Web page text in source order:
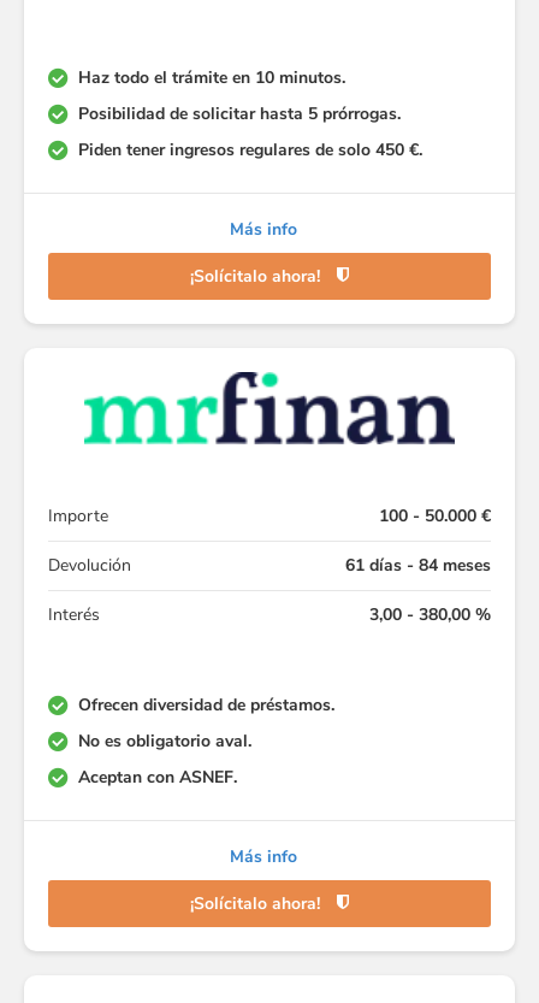
Haz todo el trámite en 10 minutos.
Posibilidad de solicitar hasta 5 prórrogas.
Piden tener ingresos regulares de solo 450 €.
Más info
¡Solícitalo ahora!
Importe 100 - 50.000 €
Devolución 61 días - 84 meses
Interés 3,00 - 380,00 %
Ofrecen diversidad de préstamos.
No es obligatorio aval.
Aceptan con ASNEF.
Más info
¡Solícitalo ahora!